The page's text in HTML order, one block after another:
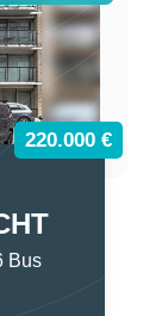
220.000 €
Bus